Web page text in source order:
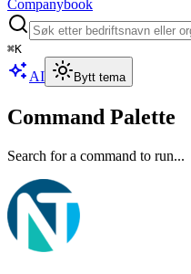
Companybook
⌘K
AI Bytt tema
Command Palette
Search for a command to run...